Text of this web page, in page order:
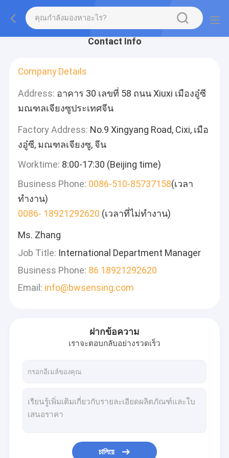
Contact Info
Company Details
Address: อาคาร 30 เลขที่ 58 ถนน Xiuxi เมืองอู๋ซี
มณฑลเจียงซูประเทศจีน
Factory Address: No.9 Xingyang Road, Cixi, เมือ
งอู๋ซี, มณฑลเจียงซู, จีน
Worktime: 8:00-17:30 (Beijing time)
Business Phone: 0086-510-85737158(เวลา
ทำงาน)
0086- 18921292620 (เวลาที่ไม่ทำงาน)
Ms. Zhang
Job Title: International Department Manager
Business Phone: 86 18921292620
Email: info@bwsensing.com
ฝากข้อความ
เราจะตอบกลับอย่างรวดเร็ว
চালিয়ে